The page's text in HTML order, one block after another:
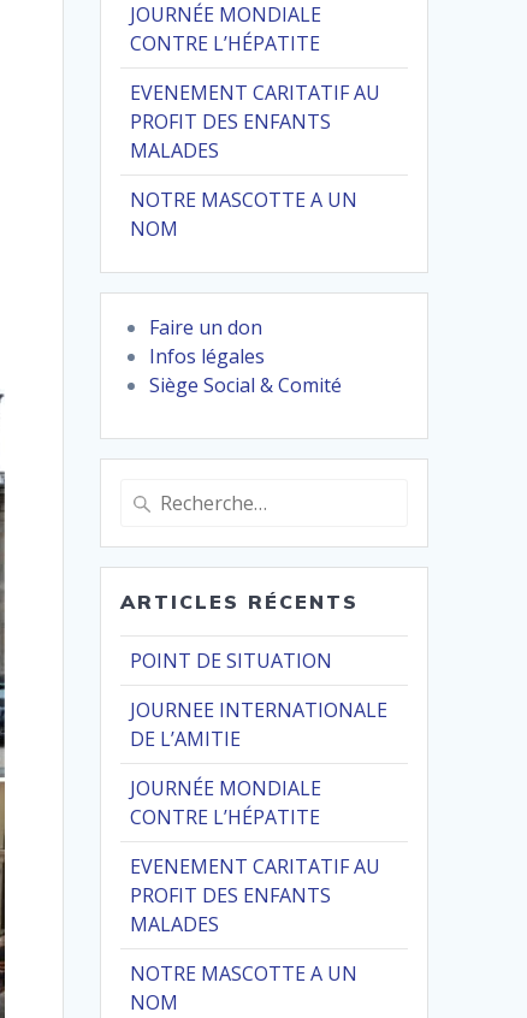
JOURNÉE MONDIALE
CONTRE L’HÉPATITE
EVENEMENT CARITATIF AU
PROFIT DES ENFANTS
MALADES
NOTRE MASCOTTE A UN
NOM
Faire un don
Infos légales
Siège Social & Comité
Recherche
:
ARTICLES RÉCENTS
POINT DE SITUATION
JOURNEE INTERNATIONALE
DE L’AMITIE
JOURNÉE MONDIALE
CONTRE L’HÉPATITE
EVENEMENT CARITATIF AU
PROFIT DES ENFANTS
MALADES
NOTRE MASCOTTE A UN
NOM